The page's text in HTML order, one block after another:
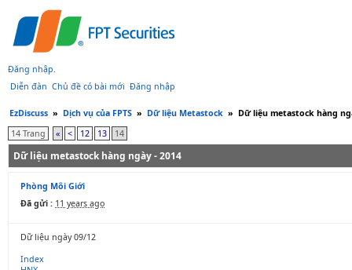
Đăng nhập.
Diễn đàn Chủ đề có bài mới Đăng nhập
EzDiscuss » Dịch vụ của FPTS » Dữ liệu Metastock » Dữ liệu metastock hàng
14 Trang
« < 12 13 14
Dữ liệu metastock hàng ngày - 2014
Phòng Môi Giới
Đã gửi : 11 years ago
Dữ liệu ngày 09/12
Index